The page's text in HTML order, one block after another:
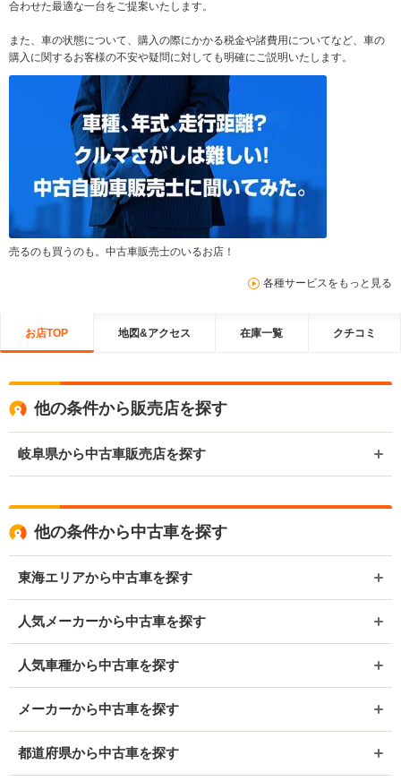
合わせた最適な一台をご提案いたします。
また、車の状態について、購入の際にかかる税金や諸費用についてなど、車の
購入に関するお客様の不安や疑問に対しても明確にご説明いたします。
売るのも買うのも。中古車販売士のいるお店！
各種サービスをもっと見る
お店TOP 地図&アクセス 在庫一覧 クチコミ
他の条件から販売店を探す
岐阜県から中古車販売店を探す
他の条件から中古車を探す
東海エリアから中古車を探す
人気メーカーから中古車を探す
人気車種から中古車を探す
メーカーから中古車を探す
都道府県から中古車を探す